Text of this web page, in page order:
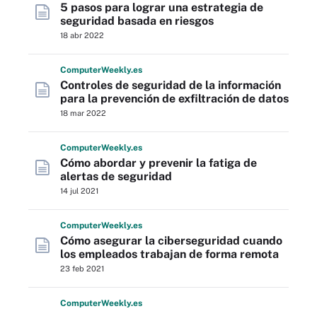
5 pasos para lograr una estrategia de
seguridad basada en riesgos
18 abr 2022
ComputerWeekly.es
Controles de seguridad de la información
para la prevención de exfiltración de datos
18 mar 2022
ComputerWeekly.es
Cómo abordar y prevenir la fatiga de
alertas de seguridad
14 jul 2021
ComputerWeekly.es
Cómo asegurar la ciberseguridad cuando
los empleados trabajan de forma remota
23 feb 2021
ComputerWeekly.es